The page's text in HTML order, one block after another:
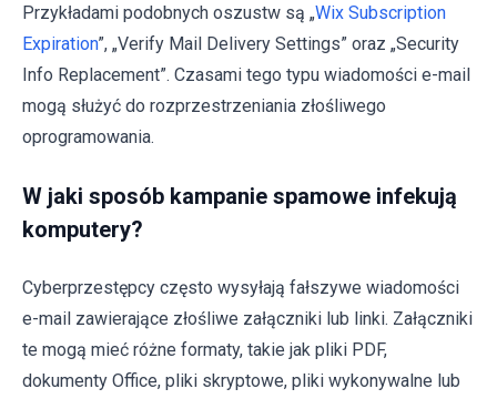
Przykładami podobnych oszustw są „Wix Subscription
Expiration”, „Verify Mail Delivery Settings” oraz „Security
Info Replacement”. Czasami tego typu wiadomości e-mail
mogą służyć do rozprzestrzeniania złośliwego
oprogramowania.
W jaki sposób kampanie spamowe infekują
komputery?
Cyberprzestępcy często wysyłają fałszywe wiadomości
e-mail zawierające złośliwe załączniki lub linki. Załączniki
te mogą mieć różne formaty, takie jak pliki PDF,
dokumenty Office, pliki skryptowe, pliki wykonywalne lub